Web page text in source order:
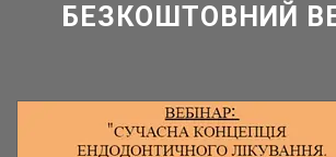
БЕЗКОШТОВНИЙ